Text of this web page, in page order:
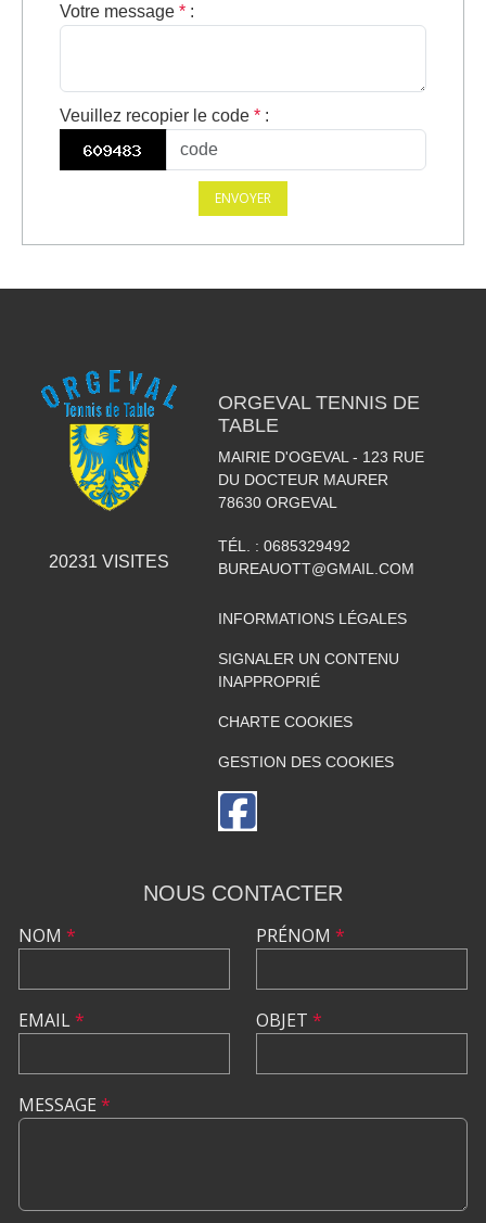
Votre message * :
Veuillez recopier le code * :
ENVOYER
20231 VISITES
ORGEVAL TENNIS DE
TABLE
MAIRIE D'OGEVAL - 123 RUE
DU DOCTEUR MAURER
78630 ORGEVAL
TÉL. : 0685329492
BUREAUOTT@GMAIL.COM
INFORMATIONS LÉGALES
SIGNALER UN CONTENU
INAPPROPRIÉ
CHARTE COOKIES
GESTION DES COOKIES
NOUS CONTACTER
NOM *
EMAIL*
PRÉNOM *
OBJET *
MESSAGE *